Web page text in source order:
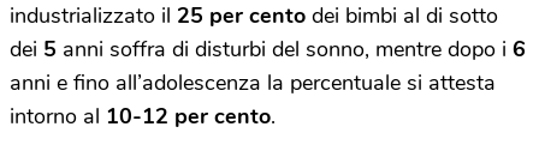
industrializzato il 25 per cento dei bimbi al di sotto
dei 5 anni soffra di disturbi del sonno, mentre dopo i 6
anni e fino all’adolescenza la percentuale si attesta
intorno al 10-12 per cento.